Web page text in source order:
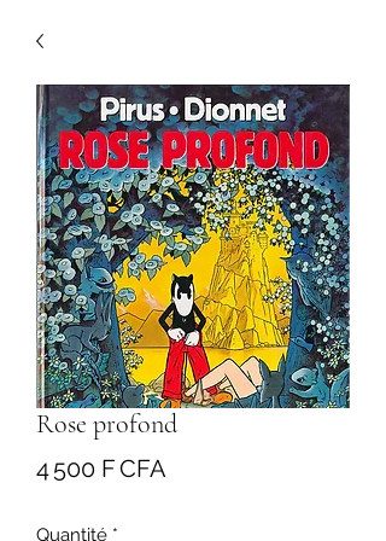
Rose profond
4 500 F CFA
Quantité *